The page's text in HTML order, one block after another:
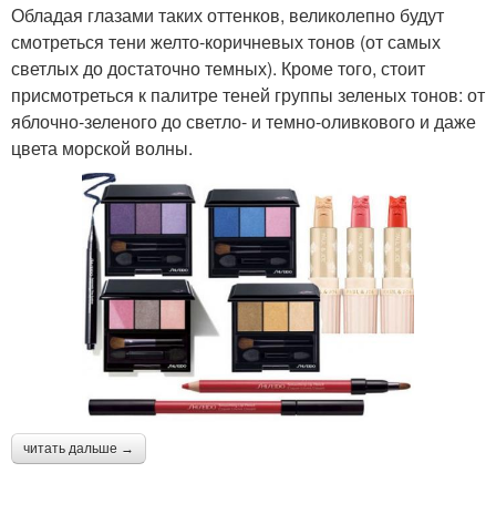
Обладая глазами таких оттенков, великолепно будут
смотреться тени желто-коричневых тонов (от самых
светлых до достаточно темных). Кроме того, стоит
присмотреться к палитре теней группы зеленых тонов: от
яблочно-зеленого до светло- и темно-оливкового и даже
цвета морской волны.
читать дальше →